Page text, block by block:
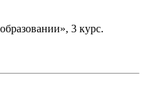
3 курс.